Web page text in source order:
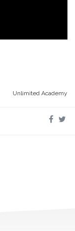
Unlimited Academy